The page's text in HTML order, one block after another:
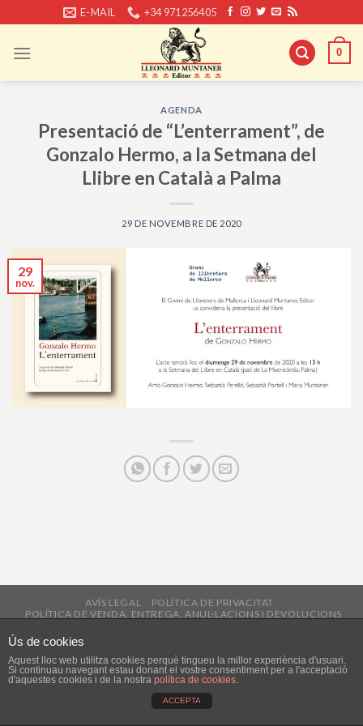
content
E-MAIL +34 971256405
0
AGENDA
Presentació de “L’enterrament”, de
Gonzalo Hermo, a la Setmana del
Llibre en Català a Palma
29 DE NOVEMBRE DE 2020
29
nov.
AVÍS LEGAL
POLÍTICA DE PRIVACITAT
POLÍTICA DE VENDA, ENTREGA, ANUL·LACIONS I DEVOLUCIONS
Copyright 2026 ©
Ús de cookies
Aquest lloc web utilitza cookies perquè tingueu la millor experiència d'usuari.
Si continuau navegant estau donant el vostre consentiment per a l'acceptació
d'aquestes cookies i de la nostra política de cookies.
ACCEPTA